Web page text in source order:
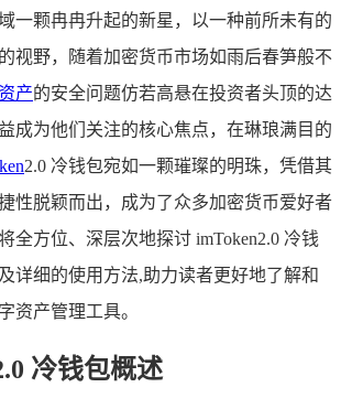
一颗冉冉升起的新星，以一种前所未有的
视野，随着加密货币市场如雨后春笋般不
产的安全问题仿若高悬在投资者头顶的达
成为他们关注的核心焦点，在琳琅满目的
2.0 冷钱包宛如一颗璀璨的明珠，凭借其
性脱颖而出，成为了众多加密货币爱好者
全方位、深层次地探讨 imToken2.0 冷钱
详细的使用方法,助力读者更好地了解和
资产管理工具。
冷钱包概述